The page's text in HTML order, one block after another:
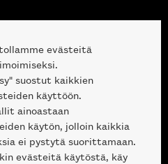
evästeitä
suostut kaikkien
käyttöön.
ainoastaan
käytön, jolloin kaikkia
ei pystytä suorittamaan.
evästeitä käytöstä, käy